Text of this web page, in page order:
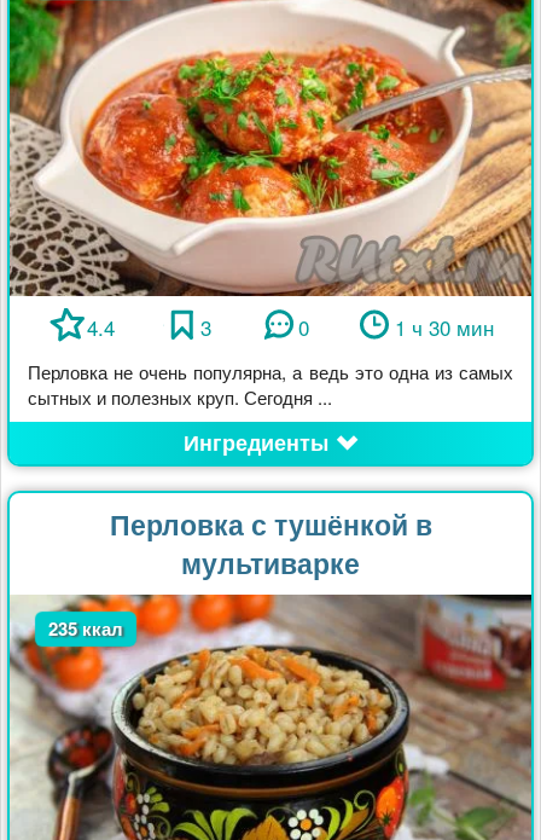
4.4 3 0 1 ч 30 мин
Перловка не очень популярна, а ведь это одна из самых
сытных и полезных круп. Сегодня ...
Ингредиенты
Перловка с тушёнкой в
мультиварке
235 ккал